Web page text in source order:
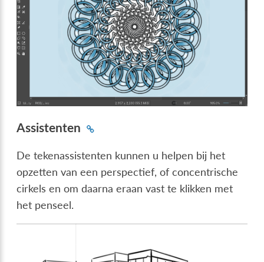
Assistenten
De tekenassistenten kunnen u helpen bij het
opzetten van een perspectief, of concentrische
cirkels en om daarna eraan vast te klikken met
het penseel.